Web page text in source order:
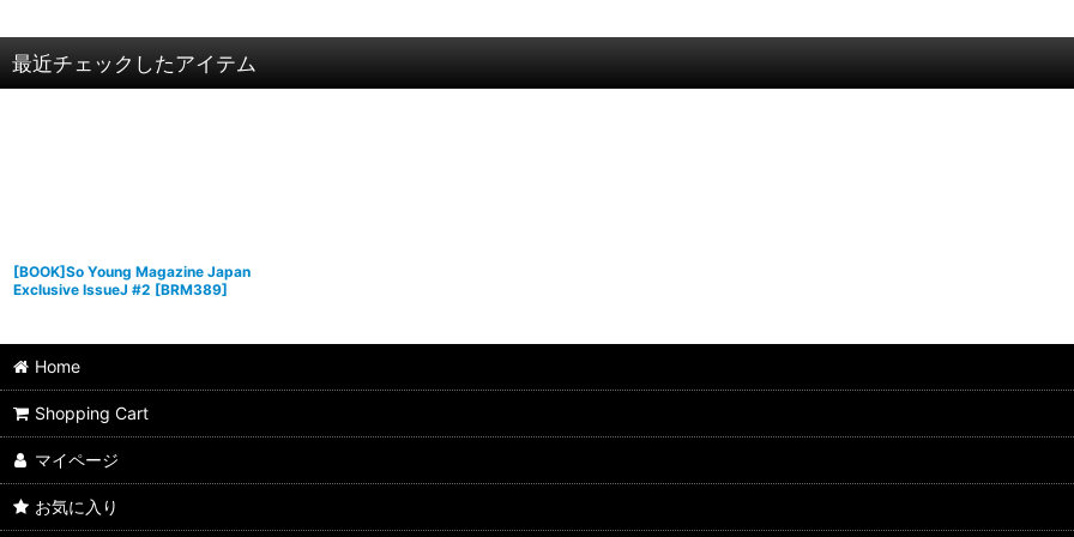
最近チェックしたアイテム
[BOOK]So Young Magazine Japan
Exclusive IssueJ #2 [BRM389]
Home
Shopping Cart
マイページ
お気に入り